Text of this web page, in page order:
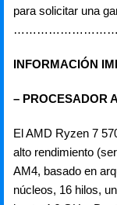
para solicitar una
INFORMACIÓN
– PROCESADOR
El AMD Ryzen 7
alto rendimiento
AM4, basado en
núcleos, 16 hilos,